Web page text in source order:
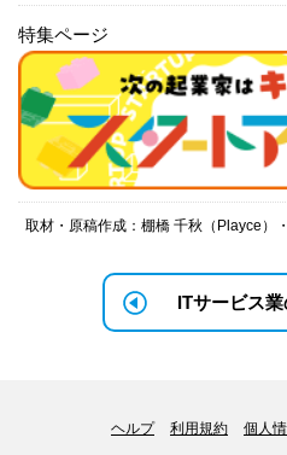
特集ページ
取材・原稿作成：棚橋 千秋（Playce）
ITサービス
ヘルプ 利用規約 個人